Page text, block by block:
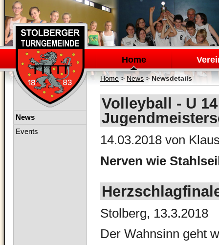
Navigation
überspringen
Home
Home> News>Newsdetails
Volleyball - U
14.03.2018 von
Nerven wie
Stolberg, 13.3.2018
Der Wahnsinn geht
Navigation
News
Events